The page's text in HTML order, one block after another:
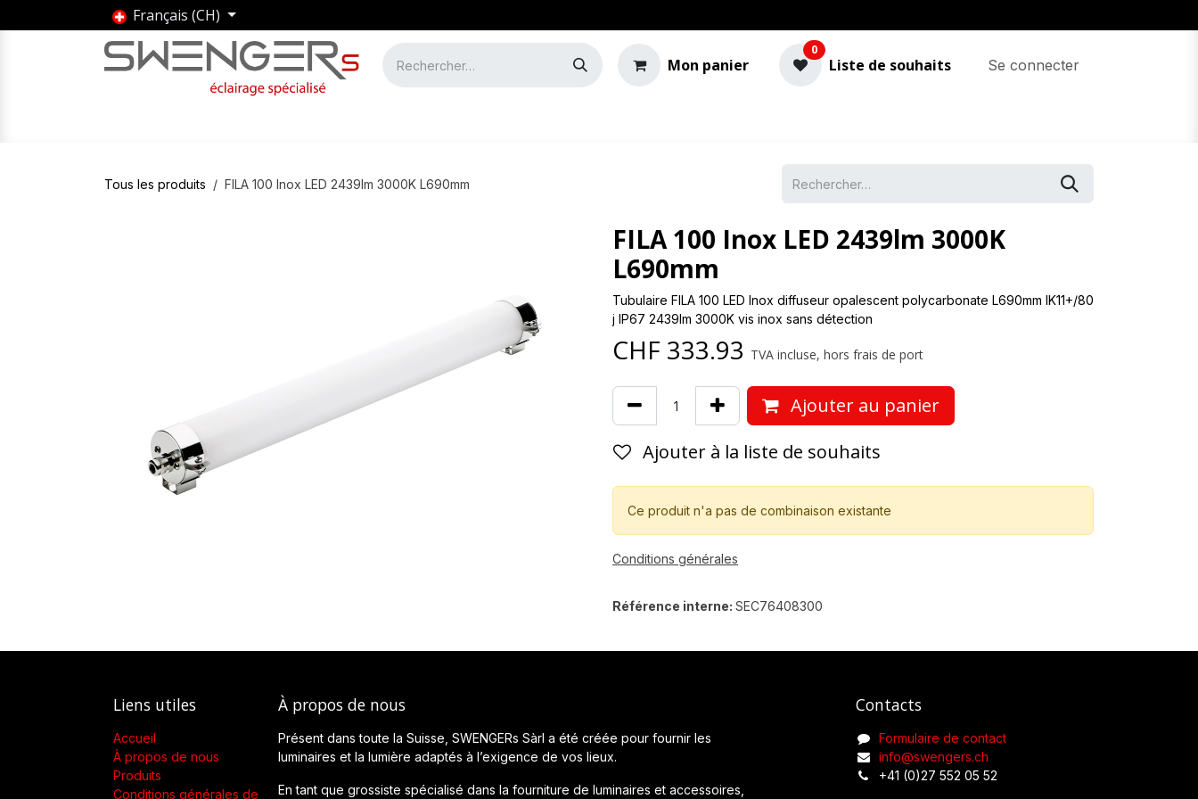
Se rendre au contenu
Français (CH)
Mon panier
0
Liste de souhaits Se connecter
Tous les produits FILA 100 Inox LED 2439lm 3000K L690mm
FILA 100 Inox LED 2439lm 3000K
L690mm
Tubulaire FILA 100 LED Inox diffuseur opalescent polycarbonate L690mm IK11+/80
j IP67 2439lm 3000K vis inox sans détection
CHF 333.93 TVA incluse, hors frais de port
Ajouter au panier
Ajouter à la liste de souhaits
Ce produit n'a pas de combinaison existante
Conditions générales
Référence interne: SEC76408300
Contacts
Formulaire de contact
info@swengers.ch
+41 (0)27 552 05 52
Liens utiles
Accueil
À propos de nous
Produits
Conditions générales de
À propos de nous
Présent dans toute la Suisse, SWENGERs Sàrl a été créée pour fournir les
luminaires et la lumière adaptés à l’exigence de vos lieux.
En tant que grossiste spécialisé dans la fourniture de luminaires et accessoires,